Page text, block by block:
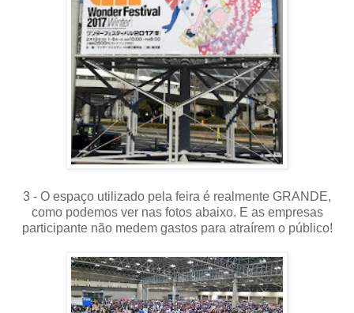
3 - O espaço utilizado pela feira é realmente GRANDE,
como podemos ver nas fotos abaixo. E as empresas
participante não medem gastos para atraírem o público!